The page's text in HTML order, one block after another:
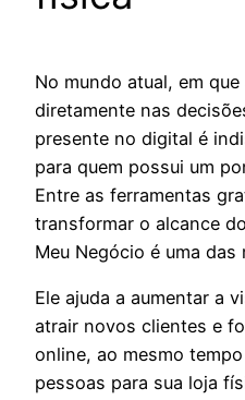
No mundo atual, em
diretamente nas
presente no digital é
para quem possui um
Entre as ferramentas
transformar o alcance
Meu Negócio é uma das
Ele ajuda a aumentar a
atrair novos clientes e
online, ao mesmo
pessoas para sua loja